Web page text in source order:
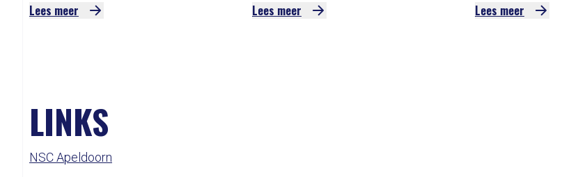
Lees meer Lees meer Lees meer
LINKS
NSC Apeldoorn